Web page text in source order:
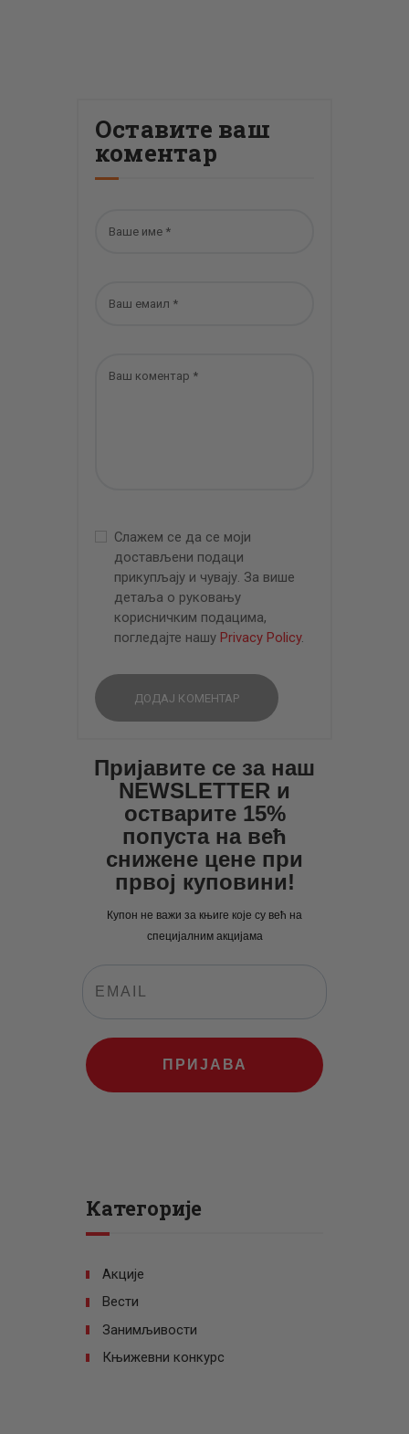
Оставите ваш
коментар
Слажем се да се моји
достављени подаци
прикупљају и чувају. За више
детаља о руковању
корисничким подацима,
погледајте нашу Privacy Policy.
Пријавите се за наш
NEWSLETTER и
остварите 15%
попуста на већ
снижене цене при
првој куповини!
Купон не важи за књиге које су већ на
специјалним акцијама
ПРИЈАВА
Категорије
Акције
Вести
Занимљивости
Књижевни конкурс